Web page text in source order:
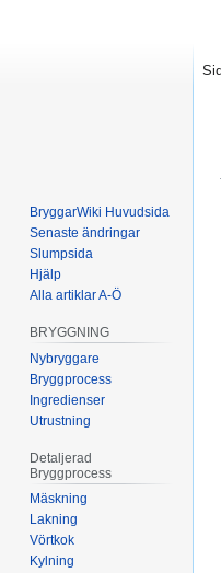
BryggarWiki Huvudsida
Senaste ändringar
Slumpsida
Hjälp
Alla artiklar A-Ö
BRYGGNING
Nybryggare
Bryggprocess
Ingredienser
Utrustning
Detaljerad
Bryggprocess
Mäskning
Lakning
Vörtkok
Kylning